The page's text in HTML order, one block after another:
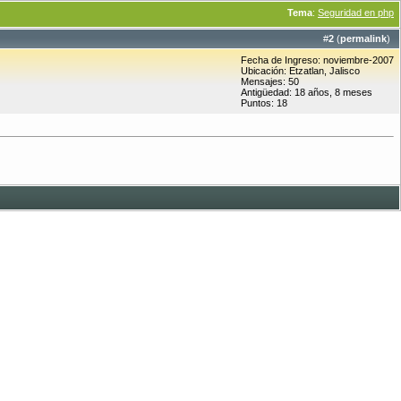
Tema: Seguridad en php
#2 (permalink)
Fecha de Ingreso: noviembre-2007
Ubicación: Etzatlan, Jalisco
Mensajes: 50
Antigüedad: 18 años, 8 meses
Puntos: 18